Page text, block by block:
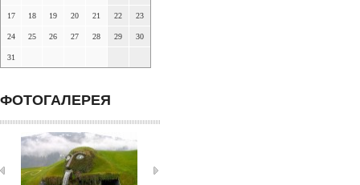
17 18 19 20 21 22 23
24 25 26 27 28 29 30
31
ФОТОГАЛЕРЕЯ